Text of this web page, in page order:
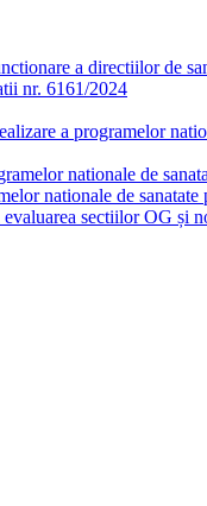
a directiilor de
nr. 6161/2024
a programelor
nationale de
nationale de
sectiilor OG și